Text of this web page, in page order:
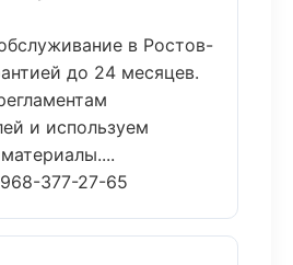
в Ростов-
до 24 месяцев.
и используем
377-27-65